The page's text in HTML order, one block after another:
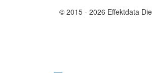
© 2015 - 2026 Effektdata